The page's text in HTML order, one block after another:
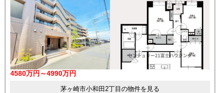
4580万円～4990万円
茅ヶ崎市小和田2丁目の物件を見る